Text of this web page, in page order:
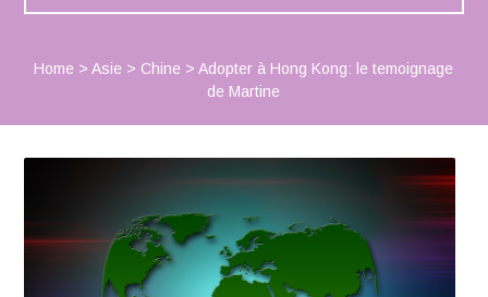
Home >Asie > Chine >Adopter à Hong Kong: le temoignage
de Martine